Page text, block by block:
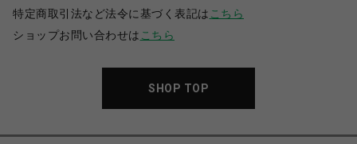
特定商取引法など法令に基づく表記は こちら
ショップお問い合わせは こちら
SHOP TOP